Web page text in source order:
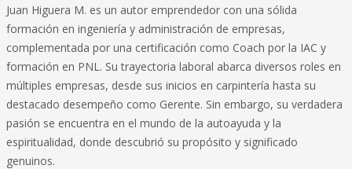
Juan Higuera M. es un autor emprendedor con una sólida
formación en ingeniería y administración de empresas,
complementada por una certificación como Coach por la IAC y
formación en PNL. Su trayectoria laboral abarca diversos roles en
múltiples empresas, desde sus inicios en carpintería hasta su
destacado desempeño como Gerente. Sin embargo, su verdadera
pasión se encuentra en el mundo de la autoayuda y la
espiritualidad, donde descubrió su propósito y significado
genuinos.